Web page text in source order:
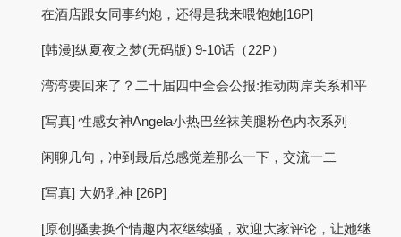
在酒店跟女同事约炮，还得是我来喂饱她[16P]
[韩漫]纵夏夜之梦(无码版) 9-10话（22P）
湾湾要回来了？二十届四中全会公报:推动两岸关系和平
[写真] 性感女神Angela小热巴丝袜美腿粉色内衣系列
闲聊几句，冲到最后总感觉差那么一下，交流一二
[写真] 大奶乳神 [26P]
[原创]骚妻换个情趣内衣继续骚，欢迎大家评论，让她继